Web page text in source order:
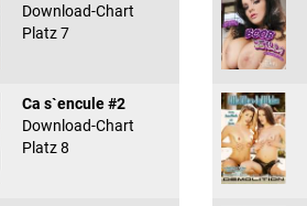
Download-Chart
Platz 7
Ca s`encule #2
Download-Chart
Platz 8